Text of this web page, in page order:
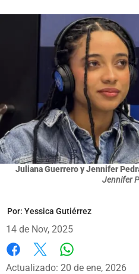
Juliana Guerrero y Jennifer
Jennifer
Por: Yessica Gutiérrez
14 de Nov, 2025
Facebook
X
Actualizado: 20 de ene, 2026